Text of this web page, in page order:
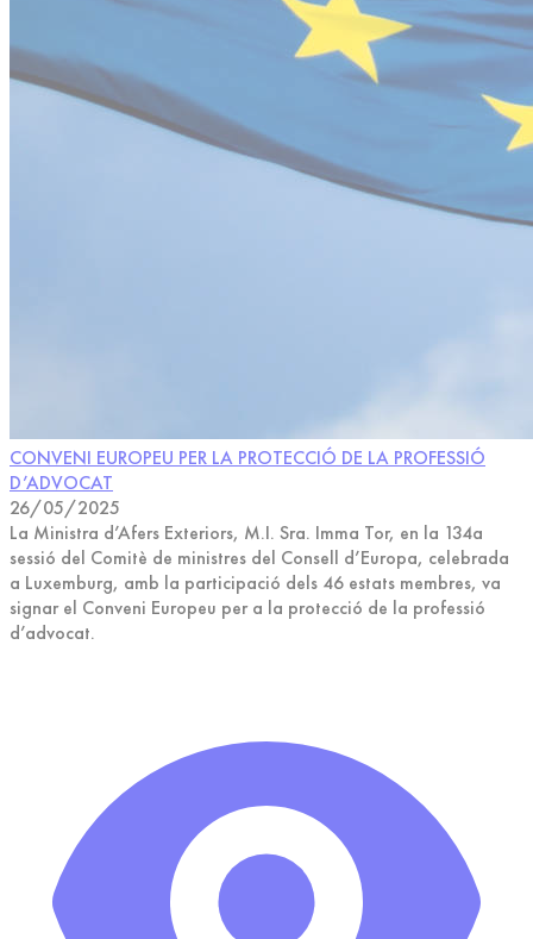
CONVENI EUROPEU PER LA PROTECCIÓ DE LA PROFESSIÓ
D’ADVOCAT
26/05/2025
La Ministra d’Afers Exteriors, M.I. Sra. Imma Tor, en la 134a
sessió del Comitè de ministres del Consell d’Europa, celebrada
a Luxemburg, amb la participació dels 46 estats membres, va
signar el Conveni Europeu per a la protecció de la professió
d’advocat.